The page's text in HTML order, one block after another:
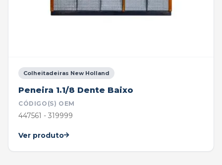
Colheitadeiras New Holland
Peneira 1.1/8 Dente Baixo
CÓDIGO(S) OEM
447561 - 319999
Ver produto